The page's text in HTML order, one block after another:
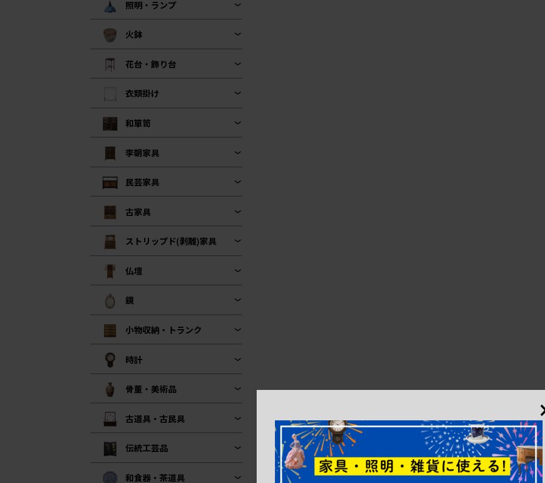
照明・ランプ
火鉢
花台・飾り台
衣類掛け
和箪笥
李朝家具
民芸家具
古家具
ストリップド(剥離)家具
仏壇
鏡
小物収納・トランク
時計
骨董・美術品
古道具・古民具
伝統工芸品
和食器・茶道具